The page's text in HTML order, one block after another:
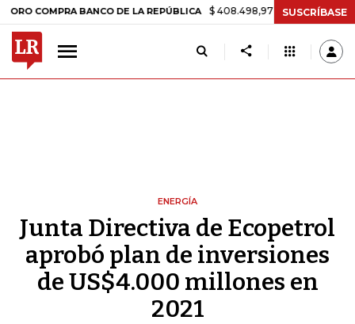
BANCO DE LA REPÚBLICA $ 408.498,97 +$ 8.753,81 +2,19%
SUSCRÍBASE
ENERGÍA
Junta Directiva de Ecopetrol
aprobó plan de inversiones
de US$4.000 millones en
2021